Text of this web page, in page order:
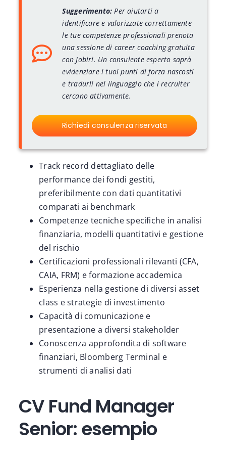
Suggerimento: Per aiutarti a
identificare e valorizzate correttamente
le tue competenze professionali prenota
una sessione di career coaching gratuita
con Jobiri. Un consulente esperto saprà
evidenziare i tuoi punti di forza nascosti
e tradurli nel linguaggio che i recruiter
cercano attivamente.
Richiedi consulenza riservata
Track record dettagliato delle
performance dei fondi gestiti,
preferibilmente con dati quantitativi
comparati ai benchmark
Competenze tecniche specifiche in analisi
finanziaria, modelli quantitativi e gestione
del rischio
Certificazioni professionali rilevanti (CFA,
CAIA, FRM) e formazione accademica
Esperienza nella gestione di diversi asset
class e strategie di investimento
Capacità di comunicazione e
presentazione a diversi stakeholder
Conoscenza approfondita di software
finanziari, Bloomberg Terminal e
strumenti di analisi dati
CV Fund Manager
Senior: esempio